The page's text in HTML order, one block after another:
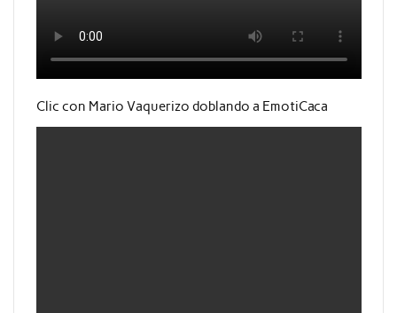
Clic con Mario Vaquerizo doblando a EmotiCaca